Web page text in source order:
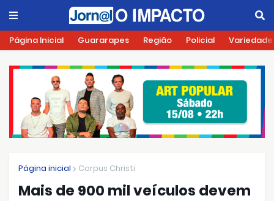
Página Inicial Guararapes Região Policial
Página inicial Corpus Christi
Mais de 900 mil veículos devem